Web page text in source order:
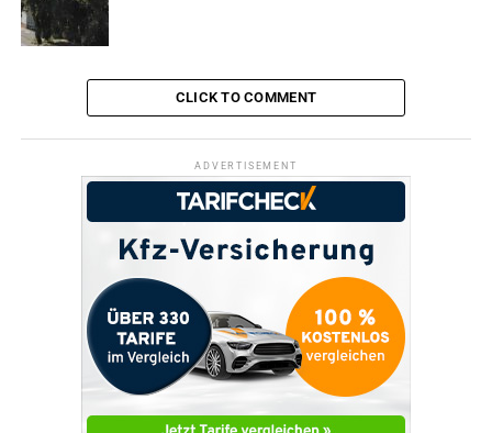
CLICK TO COMMENT
ADVERTISEMENT